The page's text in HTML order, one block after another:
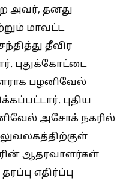
அவர், தனது
மாவட்ட
தீவிர
புதுக்கோட்டை
பழனிவேல்
புதிய
அசோக் நகரில்
ஆதரவாளர்கள்
எதிர்ப்பு